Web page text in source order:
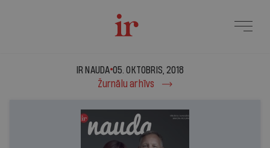
Ir Nauda - 05. oktobris,
IR NAUDA 05. OKTOBRIS, 2018
Žurnālu arhīvs